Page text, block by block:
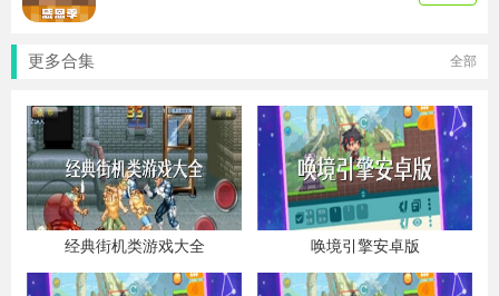
更多合集 全部
经典街机类游戏大全 唤境引擎安卓版